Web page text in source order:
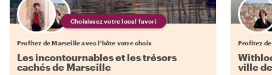
Choisissez votre local favori
Profitez de Marseille avec l'hôte votre choix
Les incontournables et les trésors
cachés de Marseille
Profitez
ville